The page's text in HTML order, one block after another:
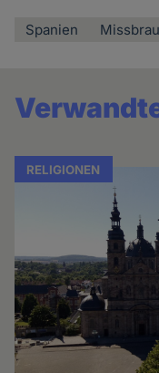
Spanien
RELIGIONEN